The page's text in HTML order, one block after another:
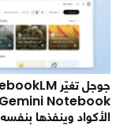
الأكواد وينفذها بنفسه